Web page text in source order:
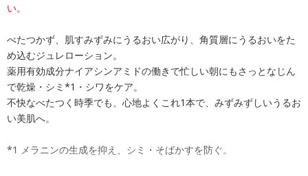
い。
べたつかず、肌すみずみにうるおい広がり、角質層にうるおいをた
め込むジュレローション。
薬用有効成分ナイアシンアミドの働きで忙しい朝にもさっとなじん
で乾燥・シミ*1・シワをケア。
不快なべたつく時季でも、心地よくこれ1本で、みずみずしいうるお
い美肌へ。
*1 メラニンの生成を抑え、シミ・そばかすを防ぐ。